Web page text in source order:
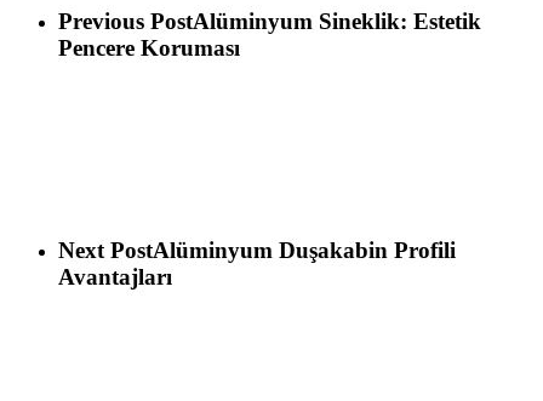
Previous PostAlüminyum Sineklik: Estetik
Pencere Koruması
Next PostAlüminyum Duşakabin Profili
Avantajları